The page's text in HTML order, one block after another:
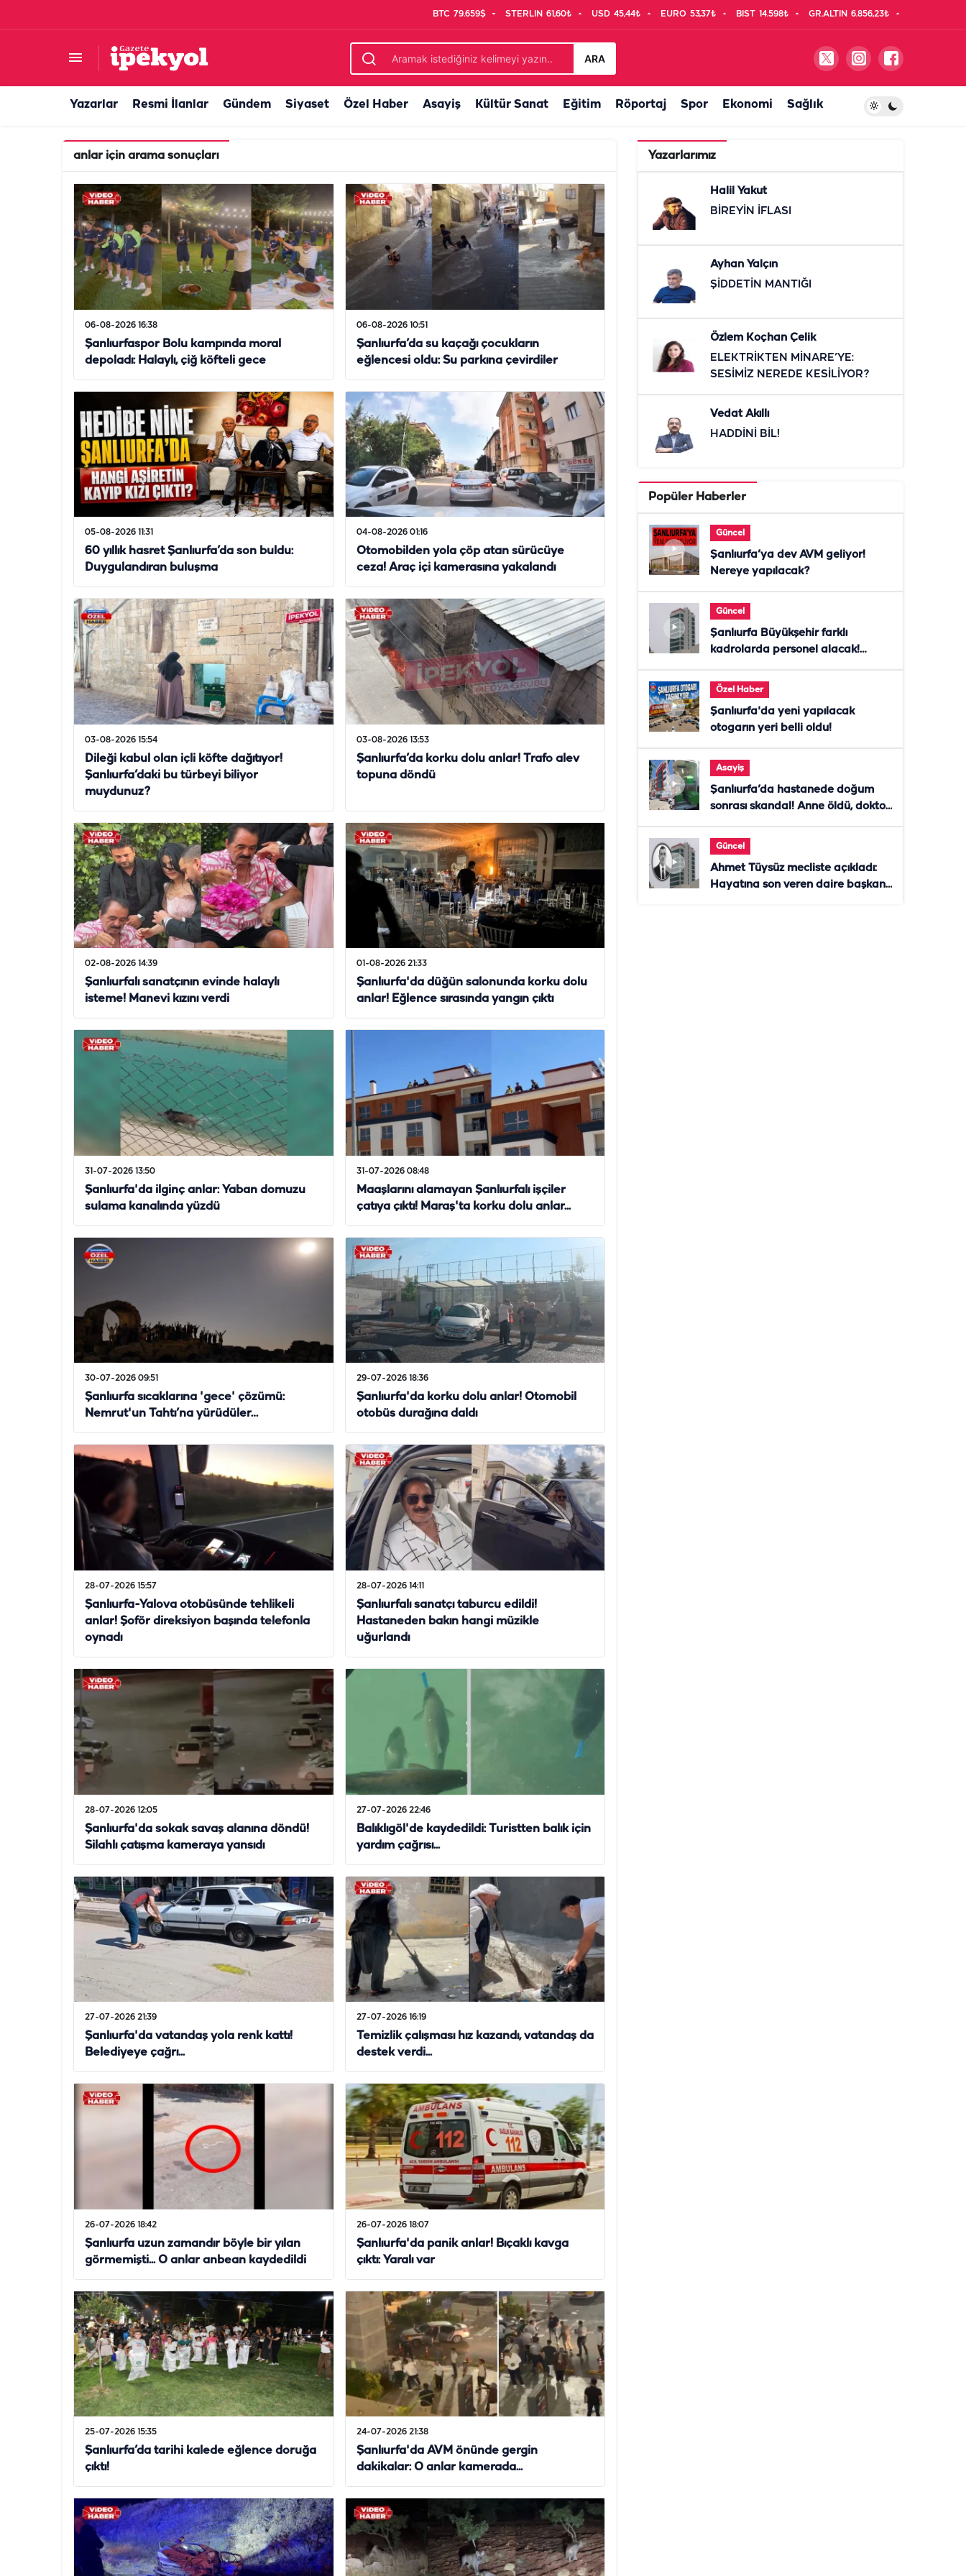
BTC 79.659$ STERLIN 61,60₺ USD 45,44₺ EURO 53,37₺ BIST 14.598₺ GR.ALTIN 6.856,23₺
ARA
Yazarlar Resmi İlanlar Gündem Siyaset Özel Haber Asayiş Kültür Sanat Eğitim Röportaj Spor Ekonomi Sağlık
anlar için arama sonuçları
06-08-2026 16:38
Şanlıurfaspor Bolu kampında moral
depoladı: Halaylı, çiğ köfteli gece
06-08-2026 10:51
Şanlıurfa’da su kaçağı çocukların
eğlencesi oldu: Su parkına çevirdiler
05-08-2026 11:31
60 yıllık hasret Şanlıurfa’da son buldu:
Duygulandıran buluşma
04-08-2026 01:16
Otomobilden yola çöp atan sürücüye
ceza! Araç içi kamerasına yakalandı
03-08-2026 15:54
Dileği kabul olan içli köfte dağıtıyor!
Şanlıurfa’daki bu türbeyi biliyor
muydunuz?
03-08-2026 13:53
Şanlıurfa’da korku dolu anlar! Trafo alev
topuna döndü
02-08-2026 14:39
Şanlıurfalı sanatçının evinde halaylı
isteme! Manevi kızını verdi
01-08-2026 21:33
Şanlıurfa'da düğün salonunda korku dolu
anlar! Eğlence sırasında yangın çıktı
31-07-2026 13:50
Şanlıurfa'da ilginç anlar: Yaban domuzu
sulama kanalında yüzdü
31-07-2026 08:48
Maaşlarını alamayan Şanlıurfalı işçiler
çatıya çıktı! Maraş'ta korku dolu anlar...
30-07-2026 09:51
Şanlıurfa sıcaklarına 'gece' çözümü:
Nemrut'un Tahtı’na yürüdüler…
29-07-2026 18:36
Şanlıurfa'da korku dolu anlar! Otomobil
otobüs durağına daldı
28-07-2026 15:57
Şanlıurfa-Yalova otobüsünde tehlikeli
anlar! Şoför direksiyon başında telefonla
oynadı
28-07-2026 14:11
Şanlıurfalı sanatçı taburcu edildi!
Hastaneden bakın hangi müzikle
uğurlandı
28-07-2026 12:05
Şanlıurfa'da sokak savaş alanına döndü!
Silahlı çatışma kameraya yansıdı
27-07-2026 22:46
Balıklıgöl'de kaydedildi: Turistten balık için
yardım çağrısı...
27-07-2026 21:39
Şanlıurfa'da vatandaş yola renk kattı!
Belediyeye çağrı...
27-07-2026 16:19
Temizlik çalışması hız kazandı, vatandaş da
destek verdi...
26-07-2026 18:42
Şanlıurfa uzun zamandır böyle bir yılan
görmemişti... O anlar anbean kaydedildi
26-07-2026 18:07
Şanlıurfa'da panik anlar! Bıçaklı kavga
çıktı: Yaralı var
25-07-2026 15:35
Şanlıurfa’da tarihi kalede eğlence doruğa
çıktı!
24-07-2026 21:38
Şanlıurfa'da AVM önünde gergin
dakikalar: O anlar kamerada...
Yazarlarımız
Halil Yakut
BİREYİN İFLASI
Ayhan Yalçın
ŞİDDETİN MANTIĞI
Özlem Koçhan Çelik
ELEKTRİKTEN MİNARE’YE:
SESİMİZ NEREDE KESİLİYOR?
Vedat Akıllı
HADDİNİ BİL!
Popüler Haberler
Güncel
Şanlıurfa’ya dev AVM geliyor!
Nereye yapılacak?
Güncel
Şanlıurfa Büyükşehir farklı
kadrolarda personel alacak!
Özel Haber
Şanlıurfa'da yeni yapılacak
otogarın yeri belli oldu!
Asayiş
Şanlıurfa’da hastanede doğum
sonrası skandal! Anne öldü, doktor
Güncel
Ahmet Tüysüz mecliste açıkladı:
Hayatına son veren daire başkanı